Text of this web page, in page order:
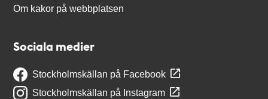
Om kakor på webbplatsen
Sociala medier
Stockholmskällan på Facebook
Stockholmskällan på Instagram